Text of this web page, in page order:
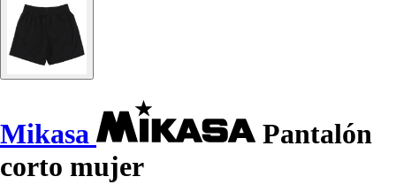
Mikasa
Pantalón
corto mujer